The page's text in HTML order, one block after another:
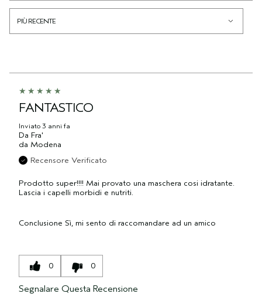
TIPO
FANTASTICO
Inviato 3 anni fa
Da Fra'
da Modena
Recensore Verificato
Prodotto super!!!! Mai provato una maschera cosi idratante.
Lascia i capelli morbidi e nutriti.
Conclusione Sì, mi sento di raccomandare ad un amico
0 0
Segnalare Questa Recensione